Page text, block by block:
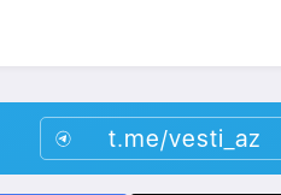
t.me/vesti_az